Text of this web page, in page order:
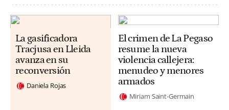
La gasificadora
Tracjusa en Lleida
avanza en su
reconversión
Daniela Rojas
El crimen de La Pegaso
resume la nueva
violencia callejera:
menudeo y menores
armados
Miriam Saint-Germain